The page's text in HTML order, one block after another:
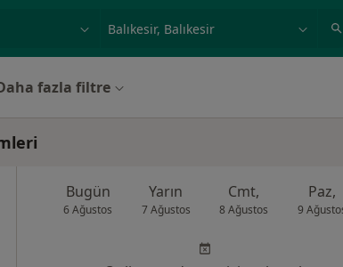
fazla filtre
Bugün
6 Ağustos
Yarın
7 Ağustos
Cmt,
8 Ağustos
Paz,
9